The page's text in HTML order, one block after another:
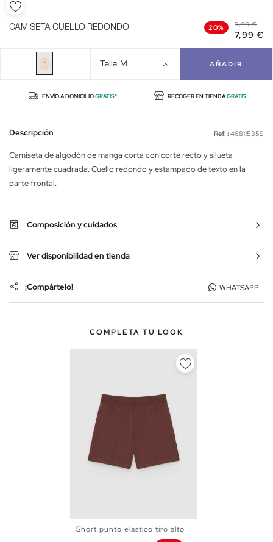
CAMISETA CUELLO REDONDO 20% 9,99 €
7,99 €
Talla M AÑADIR
ENVÍO A DOMICILIOGRATIS* RECOGER EN TIENDAGRATIS
Descripción Ref. : 468115359
Camiseta de algodón de manga corta con corte recto y silueta
ligeramente cuadrada. Cuello redondo y estampado de texto en la
parte frontal.
Composición y cuidados
Ver disponibilidad en tienda
¡Compártelo! WHATSAPP
COMPLETA TU LOOK
XS
Short punto elástico tiro alto